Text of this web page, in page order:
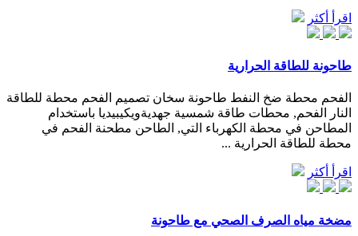
اقرأ أكثر
طاحونة للطاقة الحرارية
الفحم محطة ضخ النفط طاحونة سخان تصميم الفحم محطة للطاقة
النار الفحم, محطات طاقة شمسية جهديةويكيبيديا باستخدام
المطاحن في محطة الكهرباء التي, الطاحن مطحنة الفحم في
محطة للطاقة الحرارية ...
اقرأ أكثر
مضخة مياه الصرف الصحي مع طاحونة